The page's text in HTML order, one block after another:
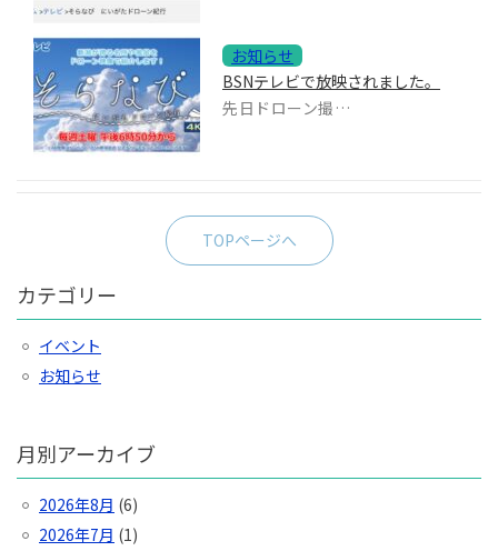
お知らせ
BSNテレビで放映されました。
先日ドローン撮影が行なわれ、その映像が、テレビ放映となりま...
TOPページへ
カテゴリー
イベント
お知らせ
月別アーカイブ
2026年8月 (6)
2026年7月 (1)